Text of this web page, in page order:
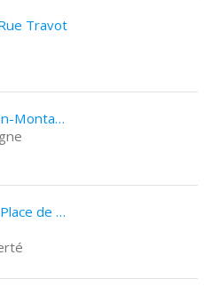
Travot
Crédit Mutuel Moirans-En-Montagne 1 Rue Pasteur
Crédit Mutuel Arbois 34 Place de La Liberté